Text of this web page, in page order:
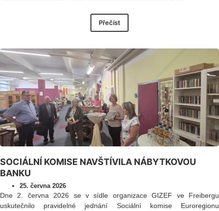
Přečíst
SOCIÁLNÍ KOMISE NAVŠTÍVILA NÁBYTKOVOU
BANKU
25. června 2026
Dne 2. června 2026 se v sídle organizace GIZEF ve Freibergu
uskutečnilo pravidelné jednání Sociální komise Euroregionu